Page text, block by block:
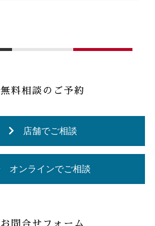
無料相談のご予約
店舗でご相談
オンラインでご相談
お問合せフォーム